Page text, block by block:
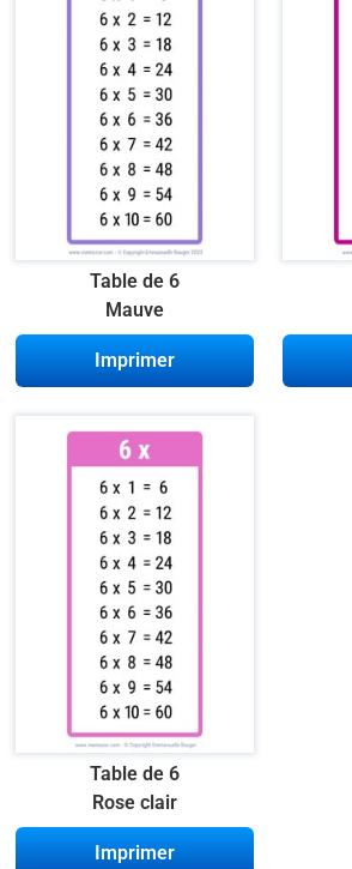
Table de 6
Mauve
Imprimer
Table de 6
Rose clair
Imprimer